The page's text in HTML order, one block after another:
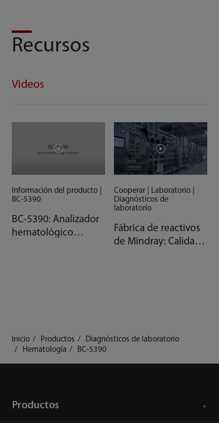
Recursos
Videos
Información del producto |
BC-5390
BC-5390: Analizador
hematológico
Cooperar | Laboratorio |
Diagnósticos de
laboratorio
Fábrica de reactivos
de Mindray: Calidad
Inicio Productos
Diagnósticos de laboratorio
Hematología
BC-5390
Productos